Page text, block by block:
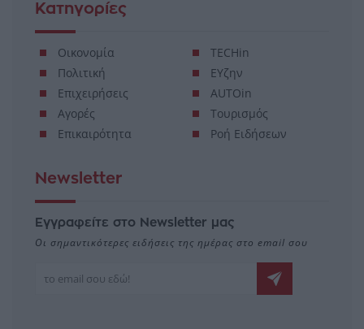
Κατηγορίες
Οικονομία
Πολιτική
Επιχειρήσεις
Αγορές
Επικαιρότητα
TECHin
ΕΥζην
AUTOin
Τουρισμός
Ροή Ειδήσεων
Newsletter
Εγγραφείτε στο Newsletter μας
Οι σημαντικότερες ειδήσεις της ημέρας στο email σου